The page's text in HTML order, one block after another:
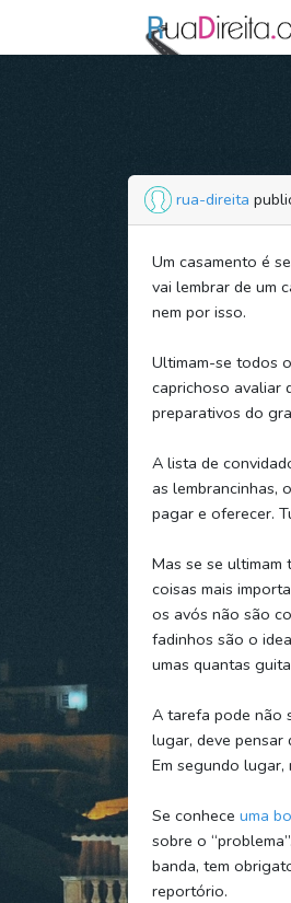
rua-direita
Um casamento é
vai lembrar de um
nem por isso.
Ultimam-se todos
caprichoso avaliar
preparativos do
A lista de
as lembrancinhas,
pagar e oferecer.
Mas se se ultimam
coisas mais
os avós não são
fadinhos são o
umas quantas
A tarefa pode não
lugar, deve
Em segundo lugar,
Se conhece uma
sobre o
banda, tem
reportório.